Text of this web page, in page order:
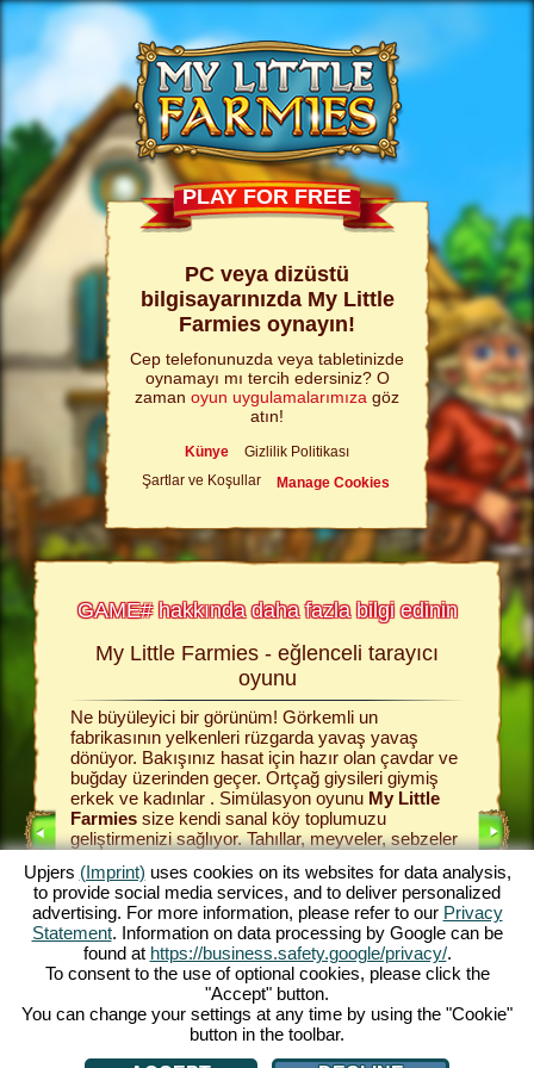
PLAY FOR FREE
PC veya dizüstü
bilgisayarınızda My Little
Farmies oynayın!
Cep telefonunuzda veya tabletinizde
oynamayı mı tercih edersiniz? O
zaman oyun uygulamalarımıza göz
atın!
Künye
Gizlilik Politikası
Şartlar ve Koşullar
Manage Cookies
GAME# hakkında daha fazla bilgi edinin
oyunlar
My Little Farmies - eğlenceli tarayıcı
oyunu
Ne büyüleyici bir görünüm! Görkemli un
fabrikasının yelkenleri rüzgarda yavaş yavaş
dönüyor. Bakışınız hasat için hazır olan çavdar ve
buğday üzerinden geçer. Ortçağ giysileri giymiş
erkek ve kadınlar . Simülasyon oyunu My Little
Farmiessize kendi sanal köy toplumuzu
geliştirmenizi sağlıyor. Tahıllar, meyveler, sebzeler
yaparak verimli işlevlerini kullanın. My Little
Farmies size çok sayıda özellik ve işlev
sunmaktadır - ayrıca bu çiftlk oyununu oynamak
kesinlikle eğlenceli! Çiftlik oyunun büyüleyici
dünyasını yaşayın ve hemen şimdi oynayın!
Bu
Renkli
çayırı
bu köyü
edecek.
ve
Upjers (Imprint) uses cookies on its websites for data analysis,
to provide social media services, and to deliver personalized
advertising. For more information, please refer to our Privacy
Statement. Information on data processing by Google can be
found at https://business.safety.google/privacy/.
To consent to the use of optional cookies, please click the
"Accept" button.
You can change your settings at any time by using the "Cookie"
button in the toolbar.